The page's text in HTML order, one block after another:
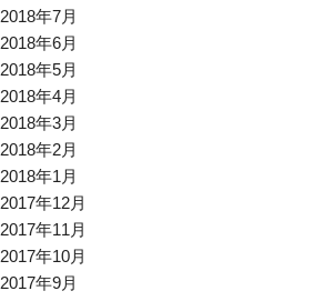
2018年7月
2018年6月
2018年5月
2018年4月
2018年3月
2018年2月
2018年1月
2017年12月
2017年11月
2017年10月
2017年9月